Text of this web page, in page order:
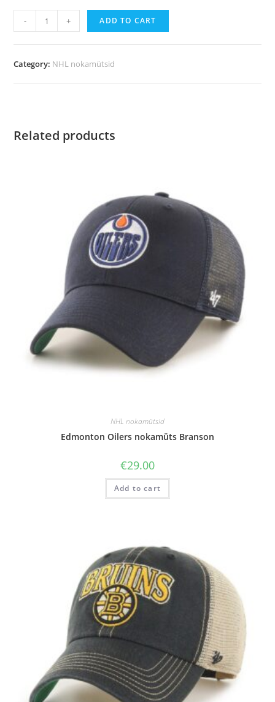
- + ADD TO CART
Category: NHL nokamütsid
Related products
NHL nokamütsid
Edmonton Oilers nokamüts Branson
€29.00
Add to cart